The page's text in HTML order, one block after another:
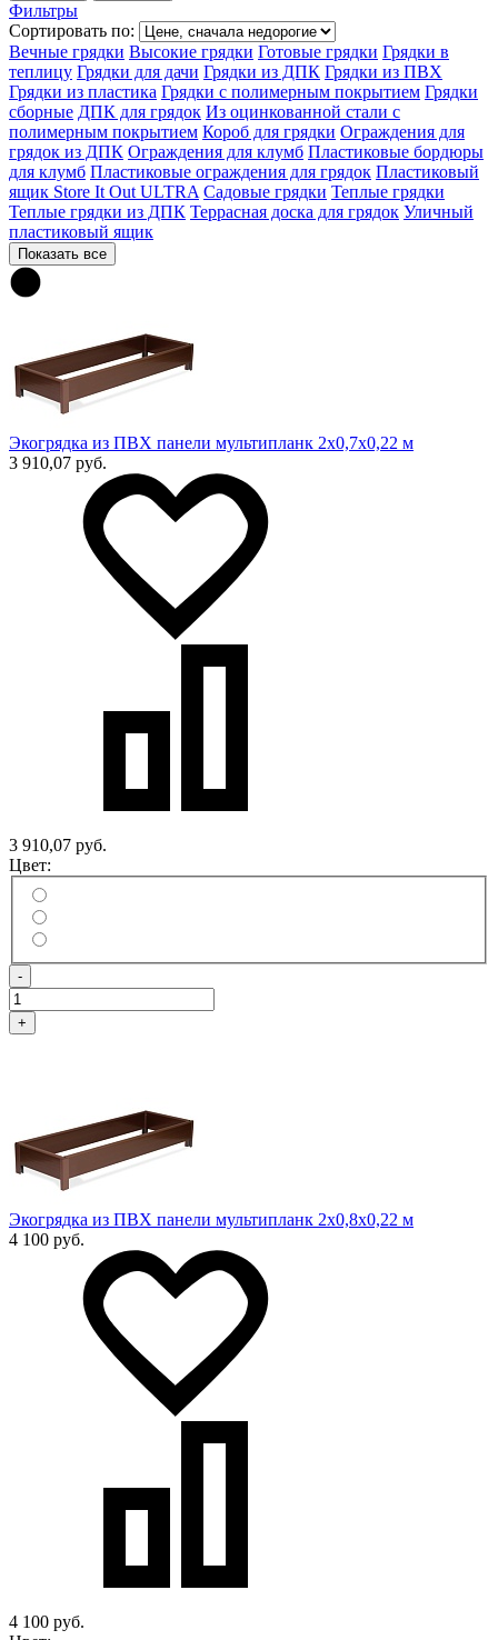
Фильтры
Сортировать по:
Вечные грядки Высокие грядки Готовые грядки Грядки в
теплицу Грядки для дачи Грядки из ДПК Грядки из ПВХ
Грядки из пластика Грядки с полимерным покрытием Грядки
сборные ДПК для грядок Из оцинкованной стали с
полимерным покрытием Короб для грядки Ограждения для
грядок из ДПК Ограждения для клумб Пластиковые бордюры
для клумб Пластиковые ограждения для грядок Пластиковый
ящик Store It Out ULTRA Садовые грядки Теплые грядки
Теплые грядки из ДПК Террасная доска для грядок Уличный
пластиковый ящик
Показать все
Экогрядка из ПВХ панели мультипланк 2х0,7х0,22 м
3 910,07 руб.
3 910,07 руб.
Цвет:
-
+
Экогрядка из ПВХ панели мультипланк 2х0,8х0,22 м
4 100 руб.
4 100 руб.